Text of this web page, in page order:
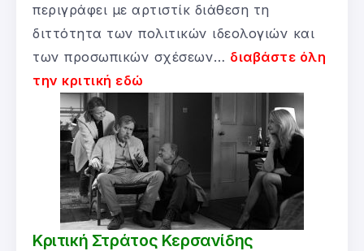
περιγράφει με αρτιστίκ διάθεση τη
διττότητα των πολιτικών ιδεολογιών και
των προσωπικών σχέσεων… διαβάστε όλη
την κριτική εδώ
Κριτική Στράτος Κερσανίδης